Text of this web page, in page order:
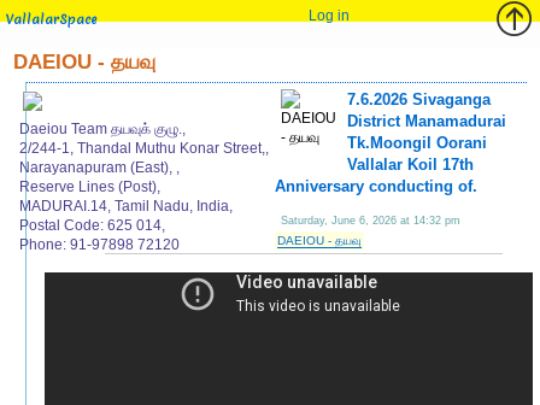
VallalarSpace Log in
DAEIOU - தயவு
Daeiou Team தயவுக் குழு.,
2/244-1, Thandal Muthu Konar Street,,
Narayanapuram (East), ,
Reserve Lines (Post),
MADURAI.14, Tamil Nadu, India,
Postal Code: 625 014,
Phone: 91-97898 72120
7.6.2026 Sivaganga
District Manamadurai
Tk.Moongil Oorani
Vallalar Koil 17th
Anniversary conducting of.
Saturday, June 6, 2026 at 14:32 pm
DAEIOU - தயவு